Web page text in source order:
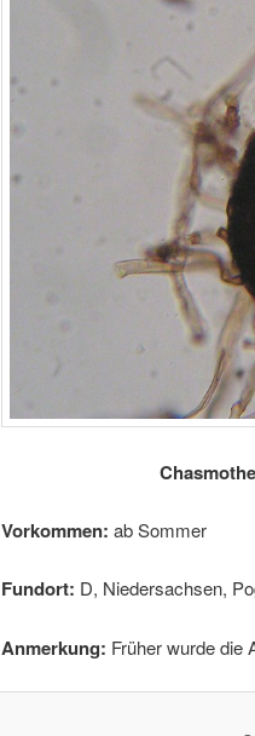
Vorkommen: ab Sommer
Fundort: D, Niedersachsen,
Anmerkung: Früher wurde die